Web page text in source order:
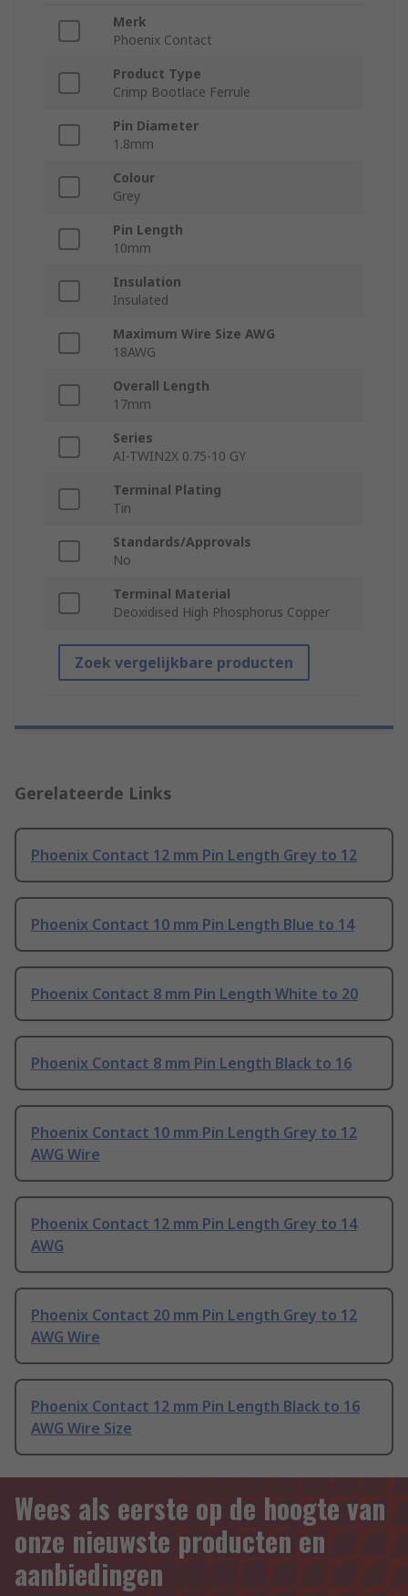
Merk
Phoenix Contact
Product Type
Crimp Bootlace Ferrule
Pin Diameter
1.8mm
Colour
Grey
Pin Length
10mm
Insulation
Insulated
Maximum Wire Size AWG
18AWG
Overall Length
17mm
Series
AI-TWIN2X 0.75-10 GY
Terminal Plating
Tin
Standards/Approvals
No
Terminal Material
Deoxidised High Phosphorus Copper
Zoek vergelijkbare producten
Gerelateerde Links
Phoenix Contact 12 mm Pin Length Grey to 12
Phoenix Contact 10 mm Pin Length Blue to 14
Phoenix Contact 8 mm Pin Length White to 20
Phoenix Contact 8 mm Pin Length Black to 16
Phoenix Contact 10 mm Pin Length Grey to 12
AWG Wire
Phoenix Contact 12 mm Pin Length Grey to 14
AWG
Phoenix Contact 20 mm Pin Length Grey to 12
AWG Wire
Phoenix Contact 12 mm Pin Length Black to 16
AWG Wire Size
Wees als eerste op de hoogte van
onze nieuwste producten en
aanbiedingen